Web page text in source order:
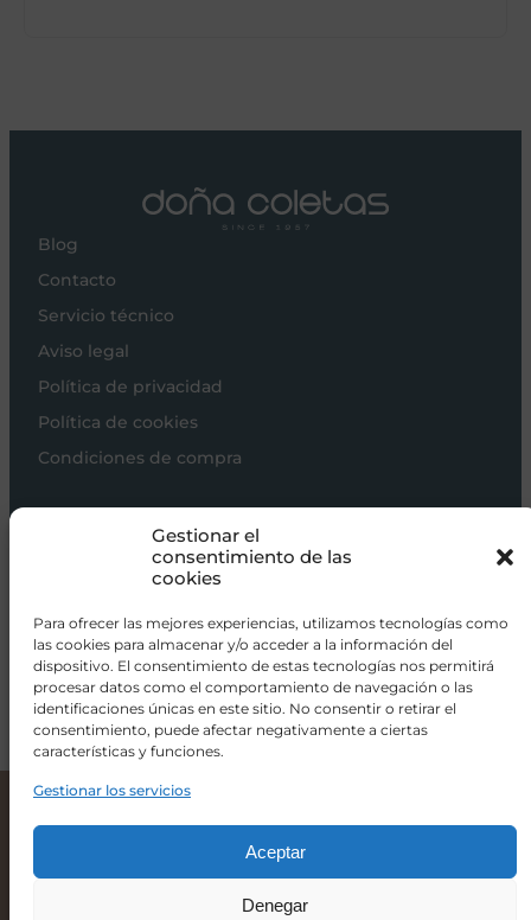
Gestionar el
consentimiento de las
cookies
Para ofrecer las mejores experiencias, utilizamos tecnologías como
las cookies para almacenar y/o acceder a la información del
dispositivo. El consentimiento de estas tecnologías nos permitirá
procesar datos como el comportamiento de navegación o las
identificaciones únicas en este sitio. No consentir o retirar el
consentimiento, puede afectar negativamente a ciertas
características y funciones.
Gestionar los servicios
Aceptar
Denegar
54,90€
Blog
Contacto
Servicio técnico
Aviso legal
Política de privacidad
Política de cookies
Condiciones de compra
Carros de bebé
Sillas de paseo
Alimentación
Hogar
Viajar
info@donacoletas.com
+34 91 626 62 75
Accesorios para bebés en Las Rozas